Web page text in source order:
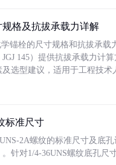
格及抗拔承载力详解
锚栓的尺寸规格和抗拔承
145）提供抗拔承载力计
选型建议，适用于工程技术
标准尺寸
2A螺纹的标准尺寸及底
。针对1/4-36UNS螺纹底孔